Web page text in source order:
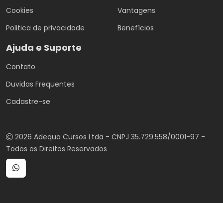
Cookies
Politica de privacidade
Vantagens
Benefícios
Ajuda e Suporte
Contato
Duvidas Frequentes
Cadastre-se
2026 Adequa Cursos Ltda - CNPJ 35.729.558/0001-97 -
Todos os Direitos Reservados